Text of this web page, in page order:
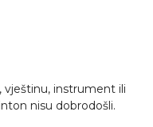
vještinu, instrument ili
nisu dobrodošli.